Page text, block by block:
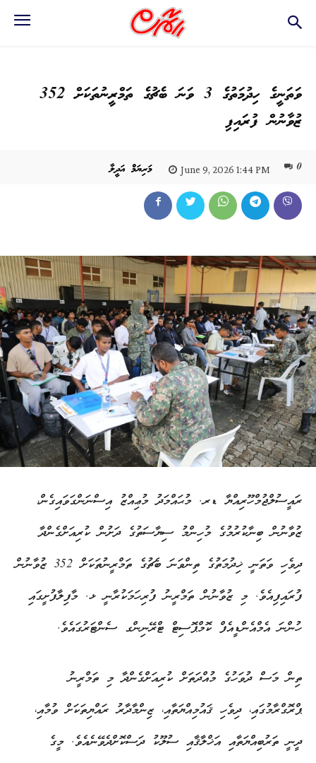
ވަތަނީގެ ހިދުމަތުގެ 3 ވަނަ ބެޗުގެ ތަމްރީނުތަކަށް 352
ޒުވާނުން ފުރައިފި
މަރިޔަމް އަދީލާ June 9, 2026 1:44 PM 0
ރައީސުލްޖުމްހޫރިއްޔާ ޑރ. މުޙައްމަދު މުޢިއްޒު އިސްނަންގަވައިގެން،
ޒުވާނުން ބިނާކުރުމުގެ މުހިންމު ސިޔާސަތުގެ ދަށުން ކުރިއަށްގެންދާ
ދިވެހި ވަތަނީ ޚިދުމަތުގެ ތިންވަނަ ބެޗުގެ ތަމްރީނުތަކަށް 352 ޒުވާނުން
ފުރައިފިއެވެ. މި ޒުވާނުން ތަމްރީނު ފުރިހަމަކުރާނީ ޅ. މާފިލާފުށީގައި
ހުންނަ އެމްއެންޑީއެފް ކޮމްޕޮސިޓް ޓްރޭނިންގ ސެންޓަރުގައެވެ.
ތިން މަސް ދުވަހުގެ މުއްދަތަށް ކުރިއަށްގެންދާ މި ތަމްރީނު
ޕްރޮގްރާމުގައި، ދިވެހި ޤައުމިއްޔަތާއި، ޒިންމާދާރު ރައްޔިތަކަށް ވުމާއި،
ދީނީ ތަރުބިއްޔަތާއި އަޚްލާޤާއި ސުލޫކު ދަސްކޮށްދެވޭނެއެވެ. މީގެ